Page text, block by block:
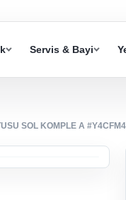
Servis & Bayi
SOL KOMPLE A